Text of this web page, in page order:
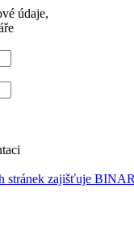
údaje,
stránek zajišťuje